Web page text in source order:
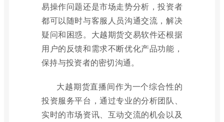
易操作问题还是市场走势分析，投资者
都可以随时与客服人员沟通交流，解决
疑问和困惑。大越期货交易软件还根据
用户的反馈和需求不断优化产品功能，
保持与投资者的密切沟通。
大越期货直播间作为一个综合性的
投资服务平台，通过专业的分析团队、
实时的市场资讯、互动交流的机会以及